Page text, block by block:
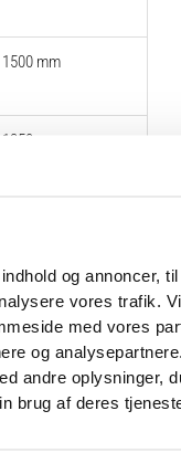
og annoncer,
vores trafik.
med vores
og
andre oplysninger,
brug af deres
1500 mm
1350 mm
135 kg
250 kg